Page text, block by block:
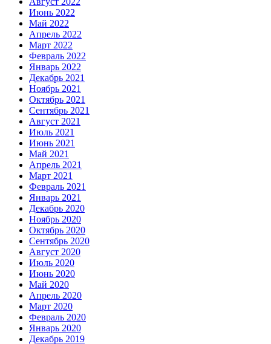
Июнь 2022
Май 2022
Апрель 2022
Март 2022
Февраль 2022
Январь 2022
Декабрь 2021
Ноябрь 2021
Октябрь 2021
Сентябрь 2021
Август 2021
Июль 2021
Июнь 2021
Май 2021
Апрель 2021
Март 2021
Февраль 2021
Январь 2021
Декабрь 2020
Ноябрь 2020
Октябрь 2020
Сентябрь 2020
Август 2020
Июль 2020
Июнь 2020
Май 2020
Апрель 2020
Март 2020
Февраль 2020
Январь 2020
Декабрь 2019